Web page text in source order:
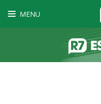
MENU